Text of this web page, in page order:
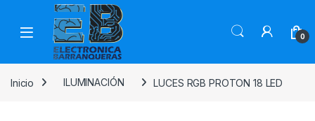
0
Inicio ILUMINACIÓN LUCES RGB PROTON 18 LED